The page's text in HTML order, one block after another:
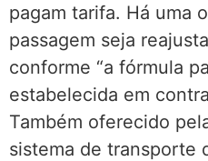
pagam tarifa. Há uma
passagem seja
conforme “a fórmula
estabelecida em
Também oferecido
sistema de transporte